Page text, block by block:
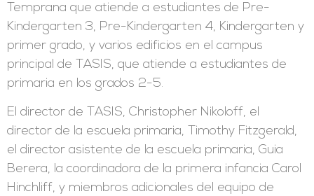
Temprana que atiende a estudiantes de Pre-
Kindergarten 3, Pre-Kindergarten 4, Kindergarten y
primer grado, y varios edificios en el campus
principal de TASIS, que atiende a estudiantes de
primaria en los grados 2-5.
El director de TASIS, Christopher Nikoloff, el
director de la escuela primaria, Timothy Fitzgerald,
el director asistente de la escuela primaria, Guia
Berera, la coordinadora de la primera infancia Carol
Hinchliff, y miembros adicionales del equipo de